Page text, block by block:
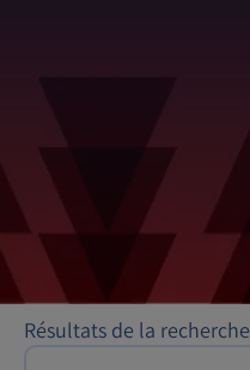
Résultats de la recherche